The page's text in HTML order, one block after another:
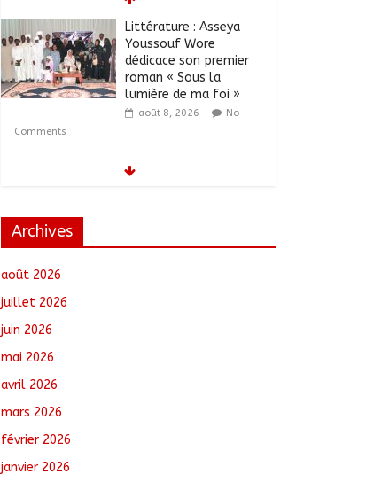
Littérature : Asseya
Youssouf Wore
dédicace son premier
roman « Sous la
lumière de ma foi »
août 8, 2026
No
Comments
Tchad : 18 jeunes
Khidmè »
Comments
Archives
août 2026
juillet 2026
juin 2026
mai 2026
avril 2026
mars 2026
février 2026
janvier 2026